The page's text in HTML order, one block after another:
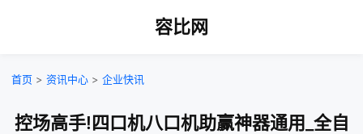
容比网
首页 > 资讯中心 > 企业快讯
控场高手!四口机八口机助赢神器通用_全自